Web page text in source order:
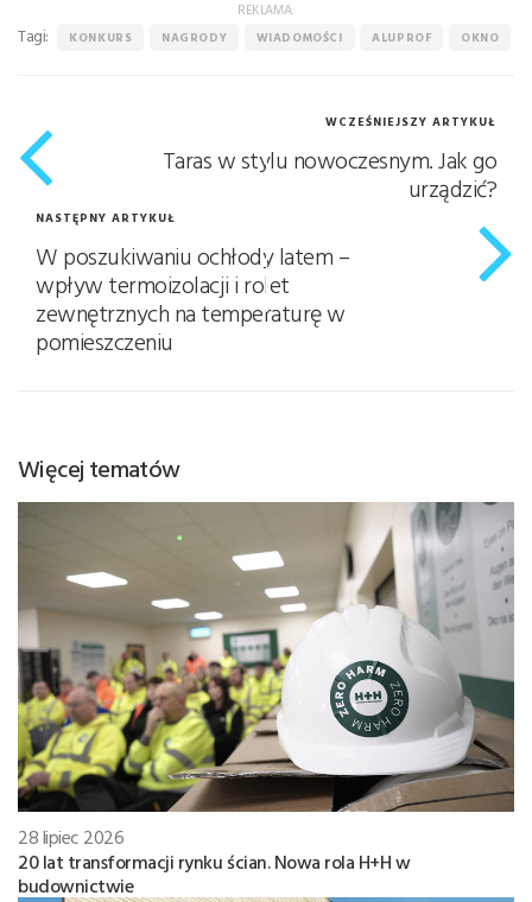
REKLAMA:
Tagi: KONKURS NAGRODY WIADOMOŚCI ALUPROF OKNO
WCZEŚNIEJSZY ARTYKUŁ
Taras w stylu nowoczesnym. Jak go
urządzić?
NASTĘPNY ARTYKUŁ
W poszukiwaniu ochłody latem –
wpływ termoizolacji i rolet
zewnętrznych na temperaturę w
pomieszczeniu
Więcej tematów
28 lipiec 2026
20 lat transformacji rynku ścian. Nowa rola H+H w
budownictwie